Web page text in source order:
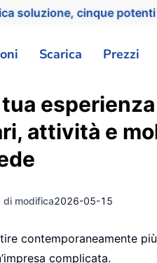
soluzione, cinque
Scarica Prezzi
attività e
di modifica2026-05-15
contemporaneamente
complicata.